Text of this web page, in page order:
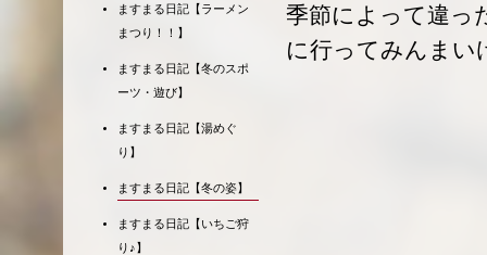
季節によって違っ
に行ってみんまい
ますまる日記【ラーメン
まつり！！】
ますまる日記【冬のスポ
ーツ・遊び】
ますまる日記【湯めぐ
り】
ますまる日記【冬の姿】
ますまる日記【いちご狩
り♪】